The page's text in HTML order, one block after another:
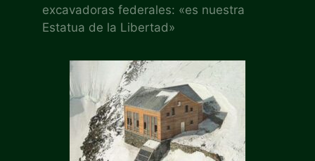
excavadoras federales: «es nuestra
Estatua de la Libertad»